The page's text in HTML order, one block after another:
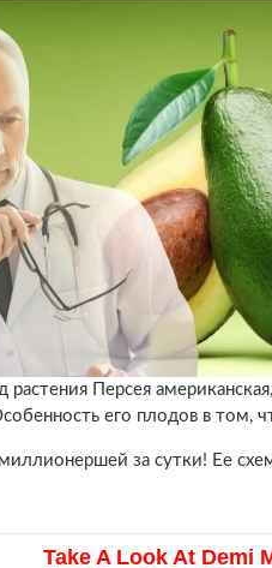
Персея
его плодов в том,
миллионершей за сутки! Ее